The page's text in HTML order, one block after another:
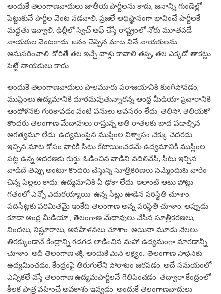
అందుకే తెలంగాణవాదులు జాతీయ పార్టీలను కాదు, జనాన్ని గుండెల్లో
పెట్టుకునే పార్టీల వెంట నడవాలి. ప్రజలే అధిష్ఠానంగా భావించే పార్టీలకే
మద్దతు ఇవ్వాలి. ఢిల్లీలో స్విచ్ ఆఫ్ చేస్తే రాష్ట్రంలో నోరు మూతపడే
నాయకుల వెంటకాదు. జనం చెప్పిన మాట వినే నాయకులను
అనుసరించాలి. కోరితే తల ఇచ్చే వాళ్లు కావాలి తప్ప, తల ఎక్కడో తాకట్టు
పెట్టే నాయకులు కాదు.
అందుకే తెలంగాణవాదులు పాలమూరు పరాజయానికి కుంగిపోవడం,
ముస్లింలు ఉద్యమానికి దూరమవుతున్నారన్న ఆంధ్ర మీడియా ప్రచారానికి
ఆందోళనకు గురికావడం వంటి పనులు అవసరం లేదు. తెలిసో, తెలియకో
కొందరు తెలంగాణ మేధావులు రాస్తున్న అతి రాతలకు బాధ పడాల్సిన
అగత్యమూ లేదు. ఉద్యమంపైన ముస్లింల విశ్వాసం చెక్కు చెదరదు.
ఇచ్చిన మాట కోసం వారికి సీటు కేటాయించడమే ఉద్యమానికి ముస్లింల
పట్ల ఉన్న ఆదరణకు గుర్తు. ఓడించిన వాడిని వదిలివేసి, సీటు ఇచ్చిన
వాడిదే తప్పు అంటూ కొందరు చేస్తున్న సూత్రీకరణలు నమ్మేందుకు వారేం
చిన్న పిల్లలు కాదు. ఉద్యమానికి ఏ ఢోకా లేదు. ఇలాంటి ఆటు పోట్లు
గతంలో ఎన్నో ఎదురయ్యాయి. ఉన్న సీట్లు ఊడిన పరిస్థితి చూశాం.
పదిసీట్లకు పరిమితమై ఇంకేది తెలంగాణ అన్న పరిస్థితి చూశాం. అప్పుడు
కూడా ఆంధ్ర మీడియా , తెలంగాణ మేధావులు చేసిన సూత్రీకరణలు,
నిందలు, నిష్టూరాలు, అవహేళనలు చూశాం. అయినా మూడు నెలలు
తిరక్కుండానే కేంద్రాన్ని గడగడ లాడించిన మహా ఉద్యమంగా మారడాన్నీ
చూశాం. అదీ తెలంగాణ శక్తి. అందుకే మన లక్ష్యం.. తెలంగాణ సాధనకు
ఉద్యమించడం. కేంద్రంపై తిరుగులేని పోరాటం జరపడం. అదే సమయంలో
ఎన్నికలే వస్తే తెలంగాణ ఉద్యమపార్టీలనే గెలిపించడం. తద్వారా కేంద్రంలో
కీలక పాత్ర వహించే అవకాశం ఇవ్వడం. అందుకే తెలంగాణవాదులు